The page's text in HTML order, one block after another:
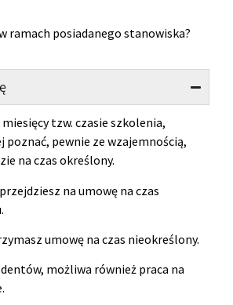
ramach posiadanego stanowiska?
tzw. czasie szkolenia,
poznać, pewnie ze wzajemnością,
na czas określony.
na umowę na czas
umowę na czas nieokreślony.
możliwa również praca na